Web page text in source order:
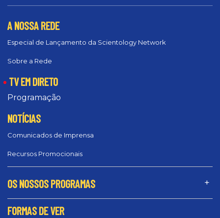
A NOSSA REDE
Especial de Lançamento da Scientology Network
Sobre a Rede
TV EM DIRETO
Programação
NOTÍCIAS
Comunicados de Imprensa
Recursos Promocionais
OS NOSSOS PROGRAMAS
FORMAS DE VER